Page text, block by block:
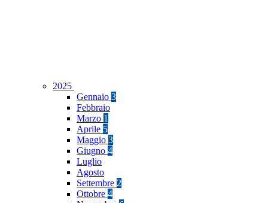
2025
Gennaio 3
Febbraio
Marzo 1
Aprile 5
Maggio 3
Giugno 4
Luglio
Agosto
Settembre 2
Ottobre 4